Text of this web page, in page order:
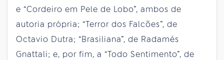
e “Cordeiro em Pele de Lobo”, ambos de
autoria própria; “Terror dos Falcões”, de
Octavio Dutra; “Brasiliana”, de Radamés
Gnattali; e, por fim, a “Todo Sentimento”, de